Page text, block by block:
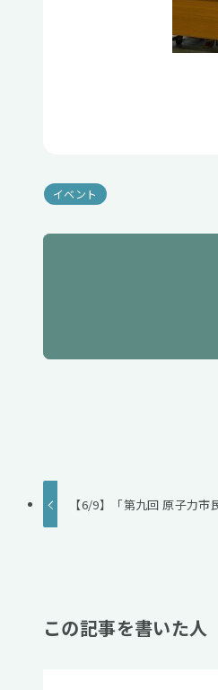
イベント
【6/9】「第九回 原子力
この記事を書いた人